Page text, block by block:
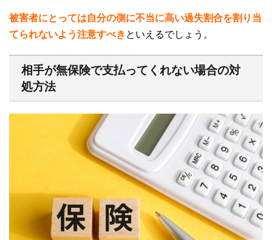
被害者にとっては自分の側に不当に高い過失割合を割り当
てられないよう注意すべき といえるでしょう。
相手が無保険で支払ってくれない場合の対
処方法